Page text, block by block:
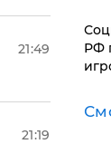
21:49
21:19
РФ